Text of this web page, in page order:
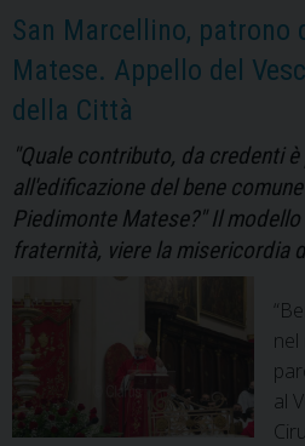
San Marcellino, patrono
Matese. Appello del
della Città
"Quale contributo, da credenti
all'edificazione del bene
Piedimonte Matese?" Il
fraternità, viere la misericordia
nel
al